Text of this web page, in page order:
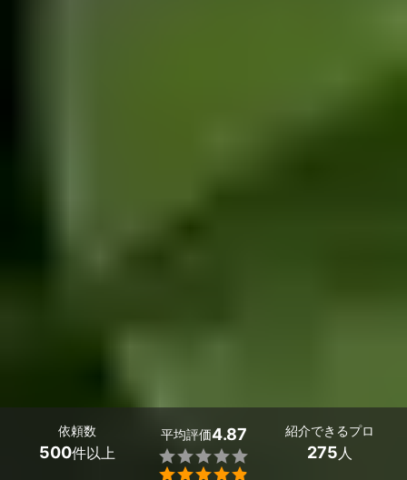
依頼数
500件以上
平均評価4.87


紹介できるプロ
275人